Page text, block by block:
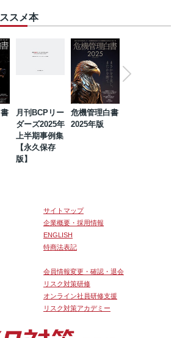
スメ本
月刊BCPリー
ダーズ2025年
上半期事例集
【永久保存
版】
危機管理白書
2025年版
サイトマップ
企業概要・採用情報
ENGLISH
特商法表記
会員情報変更・確認・退会
リスク対策研修
オンライン社員研修支援
リスク対策アカデミー